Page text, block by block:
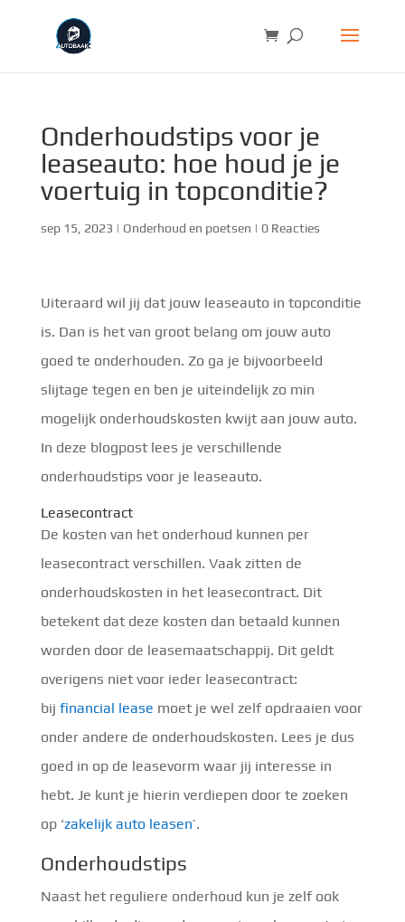
Onderhoudstips voor je
leaseauto: hoe houd je je
voertuig in topconditie?
sep 15, 2023 | Onderhoud en poetsen | 0 Reacties
Uiteraard wil jij dat jouw leaseauto in topconditie
is. Dan is het van groot belang om jouw auto
goed te onderhouden. Zo ga je bijvoorbeeld
slijtage tegen en ben je uiteindelijk zo min
mogelijk onderhoudskosten kwijt aan jouw auto.
In deze blogpost lees je verschillende
onderhoudstips voor je leaseauto.
Leasecontract
De kosten van het onderhoud kunnen per
leasecontract verschillen. Vaak zitten de
onderhoudskosten in het leasecontract. Dit
betekent dat deze kosten dan betaald kunnen
worden door de leasemaatschappij. Dit geldt
overigens niet voor ieder leasecontract:
bij financial lease moet je wel zelf opdraaien voor
onder andere de onderhoudskosten. Lees je dus
goed in op de leasevorm waar jij interesse in
hebt. Je kunt je hierin verdiepen door te zoeken
op ‘zakelijk auto leasen’.
Onderhoudstips
Naast het reguliere onderhoud kun je zelf ook